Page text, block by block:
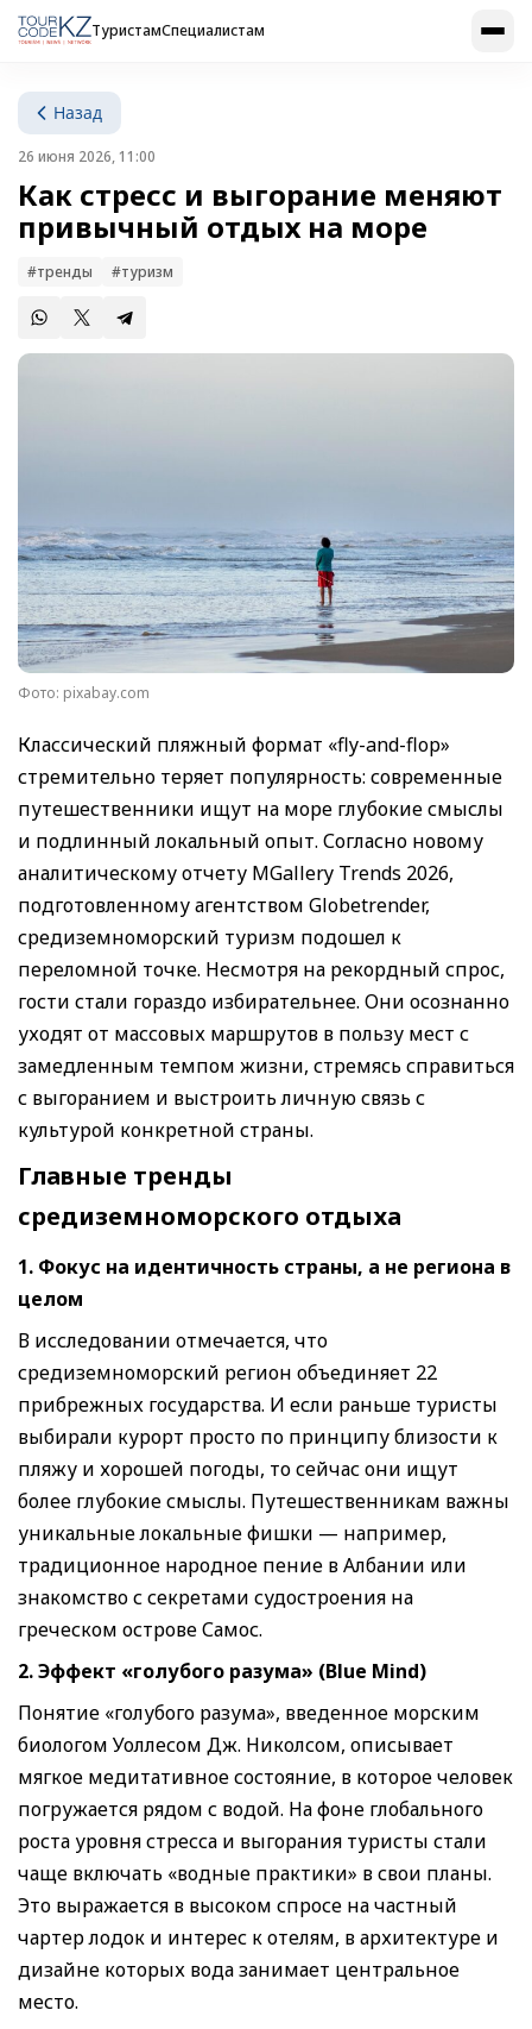
ТуристамСпециалистам
Назад
26 июня 2026, 11:00
Как стресс и выгорание меняют
привычный отдых на море
#тренды #туризм
Фото: pixabay.com
Классический пляжный формат «fly-and-flop»
стремительно теряет популярность: современные
путешественники ищут на море глубокие смыслы
и подлинный локальный опыт. Согласно новому
аналитическому отчету MGallery Trends 2026,
подготовленному агентством Globetrender,
средиземноморский туризм подошел к
переломной точке. Несмотря на рекордный спрос,
гости стали гораздо избирательнее. Они осознанно
уходят от массовых маршрутов в пользу мест с
замедленным темпом жизни, стремясь справиться
с выгоранием и выстроить личную связь с
культурой конкретной страны.
Главные тренды
средиземноморского отдыха
1. Фокус на идентичность страны, а не региона в
целом
В исследовании отмечается, что
средиземноморский регион объединяет 22
прибрежных государства. И если раньше туристы
выбирали курорт просто по принципу близости к
пляжу и хорошей погоды, то сейчас они ищут
более глубокие смыслы. Путешественникам важны
уникальные локальные фишки — например,
традиционное народное пение в Албании или
знакомство с секретами судостроения на
греческом острове Самос.
2. Эффект «голубого разума» (Blue Mind)
Понятие «голубого разума», введенное морским
биологом Уоллесом Дж. Николсом, описывает
мягкое медитативное состояние, в которое человек
погружается рядом с водой. На фоне глобального
роста уровня стресса и выгорания туристы стали
чаще включать «водные практики» в свои планы.
Это выражается в высоком спросе на частный
чартер лодок и интерес к отелям, в архитектуре и
дизайне которых вода занимает центральное
место.